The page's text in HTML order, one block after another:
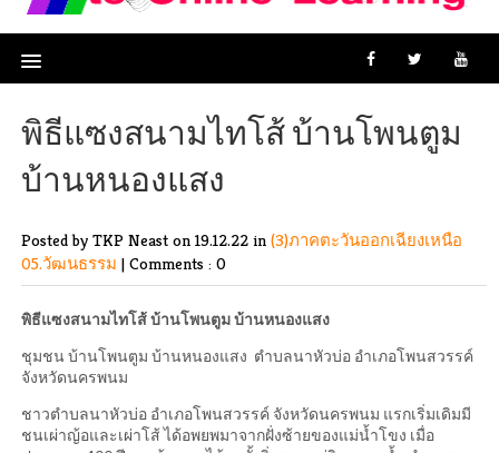
พิธีแซงสนามไทโส้ บ้านโพนตูม
บ้านหนองแสง
Posted by TKP Neast on 19.12.22 in (3)ภาคตะวันออกเฉียงเหนือ
05.วัฒนธรรม | Comments : 0
พิธีแซงสนามไทโส้ บ้านโพนตูม บ้านหนองแสง
ชุมชน บ้านโพนตูม บ้านหนองแสง ตำบลนาหัวบ่อ อำเภอโพนสวรรค์
จังหวัดนครพนม
ชาวตำบลนาหัวบ่อ อำเภอโพนสวรรค์ จังหวัดนครพนม แรกเริ่มเดิมมี
ชนเผ่าญ้อและเผ่าโส้ ได้อพยพมาจากฝั่งซ้ายของแม่น้ำโขง เมื่อ